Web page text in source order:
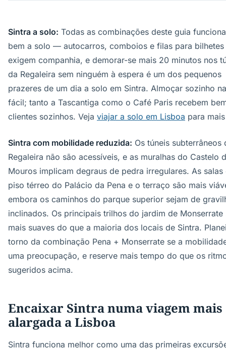
Sintra a solo: Todas as combinações deste guia
bem a solo — autocarros, comboios e filas para bilhetes
exigem companhia, e demorar-se mais 20 minutos nos
da Regaleira sem ninguém à espera é um dos pequenos
prazeres de um dia a solo em Sintra. Almoçar sozinho
fácil; tanto a Tascantiga como o Café Paris recebem
clientes sozinhos. Veja viajar a solo em Lisboa para
Sintra com mobilidade reduzida: Os túneis subterrâneos
Regaleira não são acessíveis, e as muralhas do Castelo
Mouros implicam degraus de pedra irregulares. As salas
piso térreo do Palácio da Pena e o terraço são mais
embora os caminhos do parque superior sejam de
inclinados. Os principais trilhos do jardim de Monserrate
mais suaves do que a maioria dos locais de Sintra.
torno da combinação Pena + Monserrate se a
uma preocupação, e reserve mais tempo do que os
sugeridos acima.
Encaixar Sintra numa viagem mais
alargada a Lisboa
Sintra funciona melhor como uma das primeiras